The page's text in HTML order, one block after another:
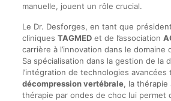
manuelle, jouent un rôle crucial.
Le Dr. Desforges, en tant que
cliniques TAGMEDet de l’association
carrière à l’innovation dans le domaine
Sa spécialisation dans la gestion de la
l’intégration de technologies avancées
décompression vertébrale, la thérapie
thérapie par ondes de choc lui permet